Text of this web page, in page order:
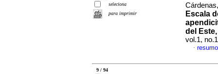
seleciona
para imprimir
Escala
del
vol.1,
·
9 / 94